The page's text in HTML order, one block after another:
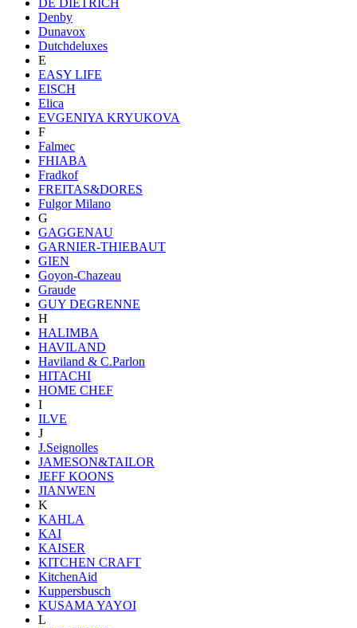
Denby
Dunavox
Dutchdeluxes
E
EASY LIFE
EISCH
Elica
EVGENIYA KRYUKOVA
F
Falmec
FHIABA
Fradkof
FREITAS&DORES
Fulgor Milano
G
GAGGENAU
GARNIER-THIEBAUT
GIEN
Goyon-Chazeau
Graude
GUY DEGRENNE
H
HALIMBA
HAVILAND
Haviland & C.Parlon
HITACHI
HOME CHEF
I
ILVE
J
J.Seignolles
JAMESON&TAILOR
JEFF KOONS
JIANWEN
K
KAHLA
KAI
KAISER
KITCHEN CRAFT
KitchenAid
Kuppersbusch
KUSAMA YAYOI
L